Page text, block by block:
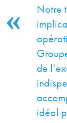
Notre
de
idéal